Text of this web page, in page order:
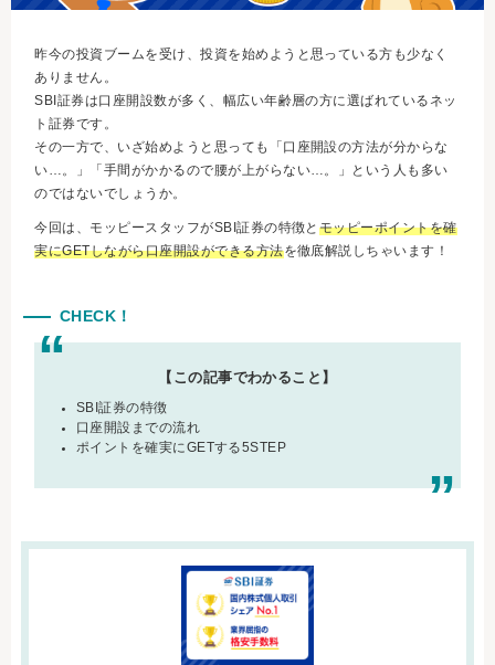
昨今の投資ブームを受け、投資を始めようと思っている方も少なく
ありません。
SBI証券は口座開設数が多く、幅広い年齢層の方に選ばれているネッ
ト証券です。
その一方で、いざ始めようと思っても「口座開設の方法が分からな
い…。」「手間がかかるので腰が上がらない…。」という人も多い
のではないでしょうか。
今回は、モッピースタッフがSBI証券の特徴と モッピーポイントを確
実にGETしながら口座開設ができる方法を徹底解説しちゃいます！
CHECK！
【この記事でわかること】
SBI証券の特徴
口座開設までの流れ
ポイントを確実にGETする5STEP